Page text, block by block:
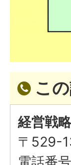
こ
経営戦
〒529-
電話番